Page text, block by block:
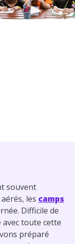
souvent
les camps
Difficile de
toute cette
préparé